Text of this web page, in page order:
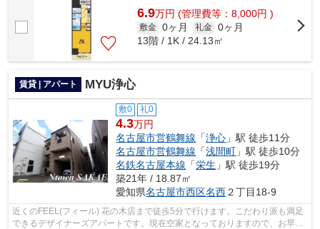
6.9万円 (管理費等：8,000円 )
敷金 0ヶ月 礼金 0ヶ月
13階 / 1K / 24.13㎡
賃貸 | アパート MYU浄心
敷0 礼0
4.3万円
名古屋市営鶴舞線 「浄心 」駅 徒歩11分
名古屋市営鶴舞線 「浅間町 」駅 徒歩10分
名鉄名古屋本線 「栄生 」駅 徒歩19分
築21年 / 18.87㎡
愛知県名古屋市西区名西２丁目18-9
近くのFEEL(フィール) 花の木店まで徒歩5分で行けます。こだわり派も満足
できるデザイナーズアパートです。現在空家となっておりますので、お早め